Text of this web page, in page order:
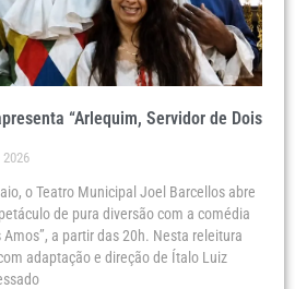
“Arlequim, Servidor de Dois
o Teatro Municipal Joel Barcellos abre
de pura diversão com a comédia
Amos”, a partir das 20h. Nesta releitura
adaptação e direção de Ítalo Luiz